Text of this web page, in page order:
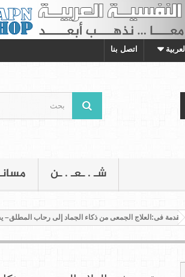
اتصل بنا
شـ . ـعـ . ـن
مقدمة فى:العلاج الجمعى من ذكاء الجماد إلى رحاب المطلق–